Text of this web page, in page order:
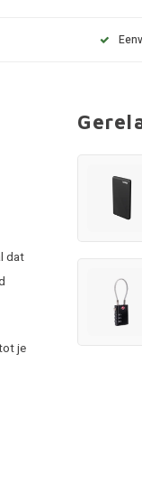
dat
je